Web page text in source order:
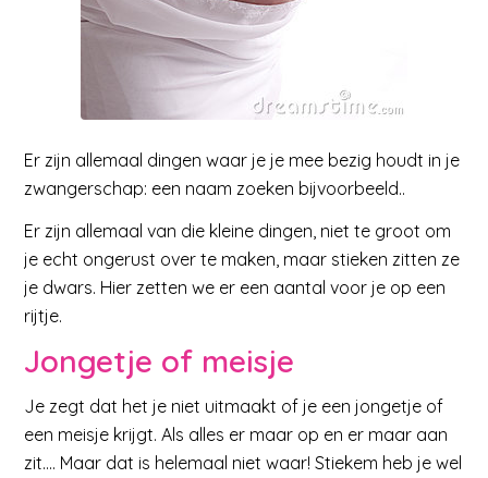
Er zijn allemaal dingen waar je je mee bezig houdt in je
zwangerschap: een naam zoeken bijvoorbeeld..
Er zijn allemaal van die kleine dingen, niet te groot om
je echt ongerust over te maken, maar stieken zitten ze
je dwars. Hier zetten we er een aantal voor je op een
rijtje.
Jongetje of meisje
Je zegt dat het je niet uitmaakt of je een jongetje of
een meisje krijgt. Als alles er maar op en er maar aan
zit…. Maar dat is helemaal niet waar! Stiekem heb je wel